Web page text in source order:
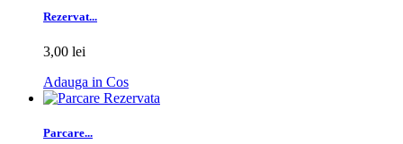
Rezervat...
3,00 lei
Adauga in Cos
Parcare...